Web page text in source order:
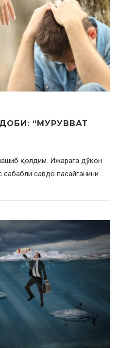
“МУРУВВАТ
қолдим. Ижарага дўкон
савдо пасайганини…